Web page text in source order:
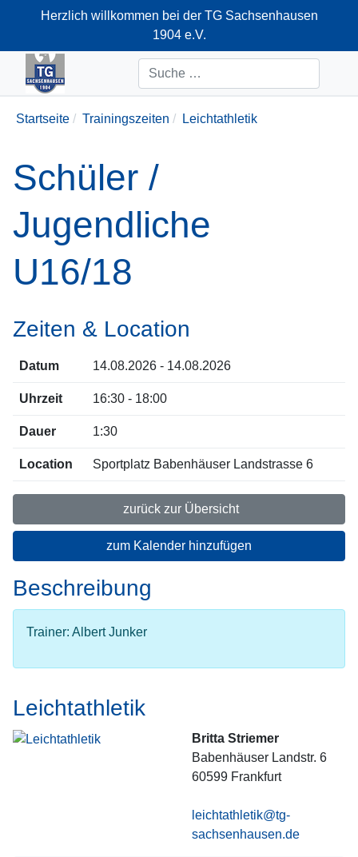
Herzlich willkommen bei der TG Sachsenhausen
1904 e.V.
+49-69-66374712
Suchen
Startseite Trainingszeiten Leichtathletik
Schüler /
Jugendliche
U16/18
Zeiten & Location
Datum 14.08.2026 - 14.08.2026
Uhrzeit 16:30 - 18:00
Dauer 1:30
Location Sportplatz Babenhäuser Landstrasse 6
zurück zur Übersicht
zum Kalender hinzufügen
Beschreibung
Trainer: Albert Junker
Leichtathletik
Britta Striemer
Babenhäuser Landstr. 6
60599 Frankfurt
leichtathletik@tg-
sachsenhausen.de